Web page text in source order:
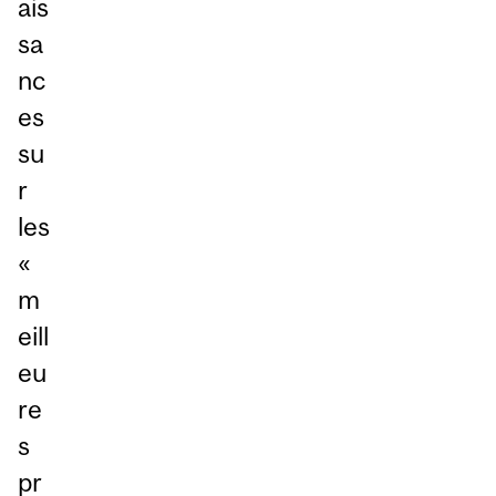
ais
sa
nc
es
su
r
les
«
m
eill
eu
re
s
pr